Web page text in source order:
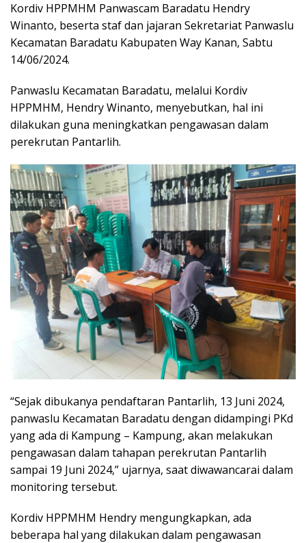
Kordiv HPPMHM Panwascam Baradatu Hendry
Winanto, beserta staf dan jajaran Sekretariat Panwaslu
Kecamatan Baradatu Kabupaten Way Kanan, Sabtu
14/06/2024.
Panwaslu Kecamatan Baradatu, melalui Kordiv
HPPMHM, Hendry Winanto, menyebutkan, hal ini
dilakukan guna meningkatkan pengawasan dalam
perekrutan Pantarlih.
“Sejak dibukanya pendaftaran Pantarlih, 13 Juni 2024,
panwaslu Kecamatan Baradatu dengan didampingi PKd
yang ada di Kampung – Kampung, akan melakukan
pengawasan dalam tahapan perekrutan Pantarlih
sampai 19 Juni 2024,” ujarnya, saat diwawancarai dalam
monitoring tersebut.
Kordiv HPPMHM Hendry mengungkapkan, ada
beberapa hal yang dilakukan dalam pengawasan